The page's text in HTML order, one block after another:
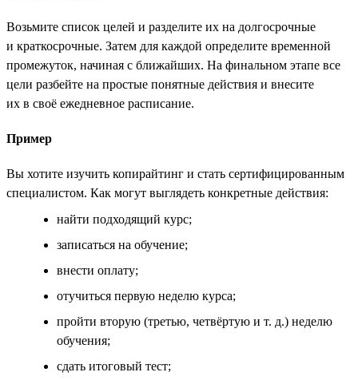
Возьмите список целей и разделите их на долгосрочные
и краткосрочные. Затем для каждой определите временной
промежуток, начиная с ближайших. На финальном этапе все
цели разбейте на простые понятные действия и внесите
их в своё ежедневное расписание.
Пример
Вы хотите изучить копирайтинг и стать сертифицированным
специалистом. Как могут выглядеть конкретные действия:
найти подходящий курс;
записаться на обучение;
внести оплату;
отучиться первую неделю курса;
пройти вторую (третью, четвёртую и т. д.) неделю
обучения;
сдать итоговый тест;